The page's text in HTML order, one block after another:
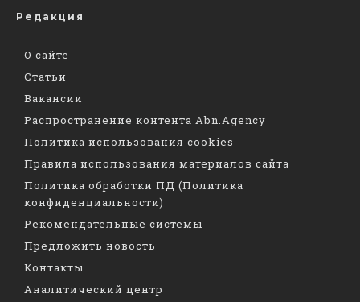
Редакция
О сайте
Статьи
Вакансии
Распространение контента Abn.Agency
Политика использования cookies
Правила использования материалов сайта
Политика обработки ПД (Политика
конфиденциальности)
Рекомендательные системы
Предложить новость
Контакты
Аналитический центр